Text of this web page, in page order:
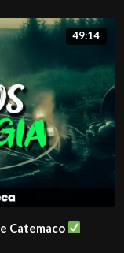
49:14
Catemaco